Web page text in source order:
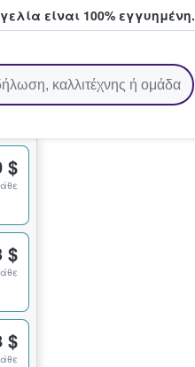
είναι 100% εγγυημένη.
$
$
$